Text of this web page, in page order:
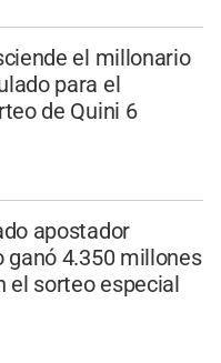
el millonario
para el
de Quini 6
apostador
ganó 4.350 millones
el sorteo especial